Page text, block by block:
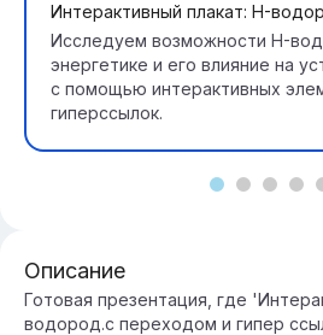
Интерактивный плакат: H-
Исследуем возможности H-
энергетике и его влияние на
с помощью интерактивных
гиперссылок.
Описание
Готовая презентация, где
водород.с переходом и гипер